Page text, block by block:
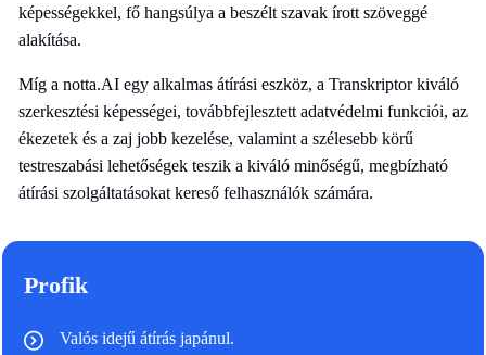
képességekkel, fő hangsúlya a beszélt szavak írott szöveggé
alakítása.
Míg a notta.AI egy alkalmas átírási eszköz, a Transkriptor kiváló
szerkesztési képességei, továbbfejlesztett adatvédelmi funkciói, az
ékezetek és a zaj jobb kezelése, valamint a szélesebb körű
testreszabási lehetőségek teszik a kiváló minőségű, megbízható
átírási szolgáltatásokat kereső felhasználók számára.
Profik
Valós idejű átírás japánul.